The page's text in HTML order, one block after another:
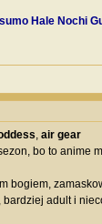
Hale Nochi
, air gear
bo to anime
bogiem,
bardziej adult i